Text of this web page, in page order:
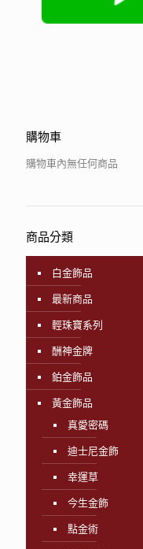
購物車
購物車內無任何商品
商品分類
白金飾品
最新商品
輕珠寶系列
酬神金牌
鉑金飾品
黃金飾品
真愛密碼
迪士尼金飾
幸運草
今生金飾
點金術